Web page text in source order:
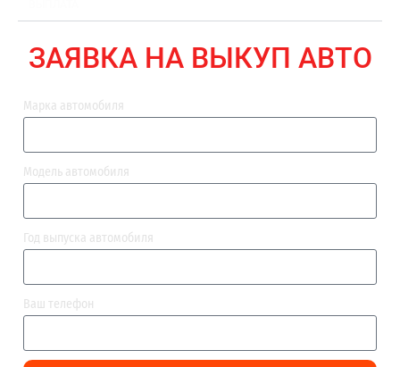
ЗАЯВКА НА ВЫКУП АВТО
Марка автомобиля
Модель автомобиля
Год выпуска автомобиля
Ваш телефон